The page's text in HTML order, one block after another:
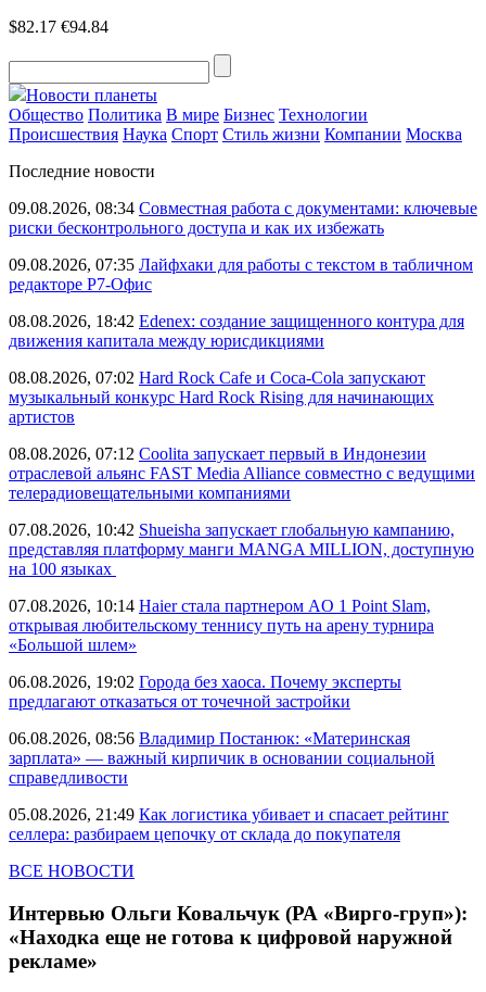
$82.17 €94.84
Новости планеты
Общество Политика В мире Бизнес Технологии
Происшествия Наука Спорт Стиль жизни Компании Москва
Последние новости
09.08.2026, 08:34 Совместная работа с документами: ключевые
риски бесконтрольного доступа и как их избежать
09.08.2026, 07:35 Лайфхаки для работы с текстом в табличном
редакторе Р7-Офис
08.08.2026, 18:42 Edenex: создание защищенного контура для
движения капитала между юрисдикциями
08.08.2026, 07:02 Hard Rock Cafe и Coca-Cola запускают
музыкальный конкурс Hard Rock Rising для начинающих
артистов
08.08.2026, 07:12 Coolita запускает первый в Индонезии
отраслевой альянс FAST Media Alliance совместно с ведущими
телерадиовещательными компаниями
07.08.2026, 10:42 Shueisha запускает глобальную кампанию,
представляя платформу манги MANGA MILLION, доступную
на 100 языках
07.08.2026, 10:14 Haier стала партнером AO 1 Point Slam,
открывая любительскому теннису путь на арену турнира
«Большой шлем»
06.08.2026, 19:02 Города без хаоса. Почему эксперты
предлагают отказаться от точечной застройки
06.08.2026, 08:56 Владимир Постанюк: «Материнская
зарплата» — важный кирпичик в основании социальной
справедливости
05.08.2026, 21:49 Как логистика убивает и спасает рейтинг
селлера: разбираем цепочку от склада до покупателя
ВСЕ НОВОСТИ
Интервью Ольги Ковальчук (РА «Вирго-груп»):
«Находка еще не готова к цифровой наружной
рекламе»